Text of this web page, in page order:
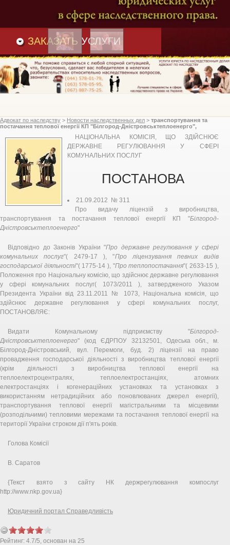
ЗАКАЗАТЬ УСЛУГИ
Адвокат по наследству > Новости наследственных дел > транспортування та
постачання теплової енергії КП "Білгород-Дністровськтеплоенерго",
комунальних послуг
НАЦІОНАЛЬНА КОМІСІЯ, ЩО ЗДІЙСНЮЄ
ДЕРЖАВНЕ РЕГУЛЮВАННЯ У СФЕРІ
КОМУНАЛЬНИХ ПОСЛУГ
ПОСТАНОВА
21.09.2012 № 311
Про видачу ліцензій з виробництва,
транспортування та постачання теплової енергії КП "Білгород-
Дністровськтеплоенерго"
Відповідно до Законів України "Про державне регулювання у сфері
комунальних послуг"( 2479-17 ), "Про ліцензування певних видів
господарської діяльності"( 1775-14 ), "Про теплопостачання"( 2633-15 ),
Положення про Національну комісію, що здійснює державне регулювання
у сфері комунальних послуг( 1073/2011 ), затвердженого Указом
Президента України від 23.11.2011 № 1073, Національна комісія, що
здійснює державне регулювання у сфері комунальних послуг,
ПОСТАНОВЛЯЄ:
Видати Комунальному підприємству "Білгород-
Дністровськтеплоенерго" (код ЄДРПОУ 32132501, Одеська обл., м.
Білгород-Дністровський, вул. Перемоги, буд. 2) ліцензії на право
провадження господарської діяльності з виробництва теплової енергії
(крім діяльності з виробництва теплової енергії на
теплоелектроцентралях, теплоелектростанціях, атомних
електростанціях і когенераційних установках та установках з
використанням нетрадиційних або поновлюваних джерел енергії),
транспортування теплової енергії магістральними та місцевими
(розподільчими) тепловими мережами та постачання теплової енергії на
території України строком дії п'ять років.
Голова Комісії
В. Саратов
{Текст взято з сайту НК держрегулювання компослуг
http://www.nkp.gov.ua}
Юридичний портал Справедливість
Рейтинг: 4.7/5, основан на 25